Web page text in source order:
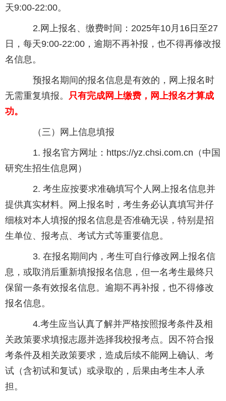
天9:00-22:00。
2.网上报名、缴费时间：2025年10月16日至27
日，每天9:00-22:00，逾期不再补报，也不得再修改报
名信息。
预报名期间的报名信息是有效的，网上报名时
无需重复填报。 只有完成网上缴费，网上报名才算成
功。
（三）网上信息填报
1. 报名官方网址：https://yz.chsi.com.cn（中国
研究生招生信息网）
2. 考生应按要求准确填写个人网上报名信息并
提供真实材料。网上报名时，考生务必认真填写并仔
细核对本人填报的报名信息是否准确无误，特别是招
生单位、报考点、考试方式等重要信息。
3. 在报名期间内，考生可自行修改网上报名信
息，或取消后重新填报报名信息，但一名考生最终只
保留一条有效报名信息。逾期不再补报，也不得修改
报名信息。
4.考生应当认真了解并严格按照报考条件及相
关政策要求填报志愿并选择我校报考点。因不符合报
考条件及相关政策要求，造成后续不能网上确认、考
试（含初试和复试）或录取的，后果由考生本人承
担。